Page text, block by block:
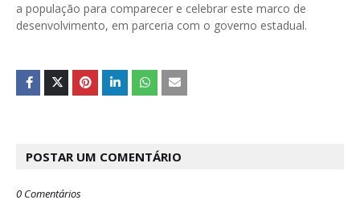
a população para comparecer e celebrar este marco de
desenvolvimento, em parceria com o governo estadual.
POSTAR UM COMENTÁRIO
0 Comentários